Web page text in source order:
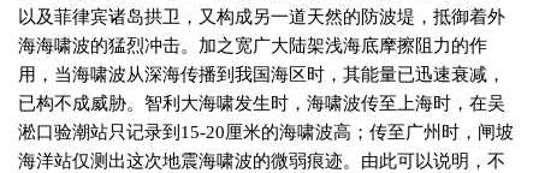
以及菲律宾诸岛拱卫，又构成另一道天然的防波堤，抵御着外
海海啸波的猛烈冲击。加之宽广大陆架浅海底摩擦阻力的作
用，当海啸波从深海传播到我国海区时，其能量已迅速衰减，
已构不成威胁。智利大海啸发生时，海啸波传至上海时，在吴
淞口验潮站只记录到 15-20厘米的海啸波高；传至广州时，闸坡
海洋站仅测出这次地震海啸波的微弱痕迹。由此可以说明，不